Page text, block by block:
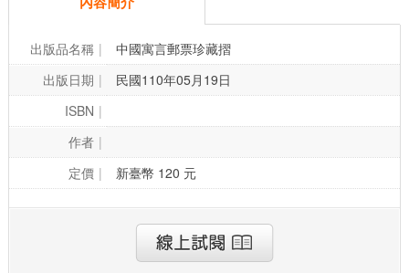
出版品名稱
中國寓言郵票珍藏摺
出版日期
民國110年05月19日
ISBN
作者
定價
新臺幣 120 元